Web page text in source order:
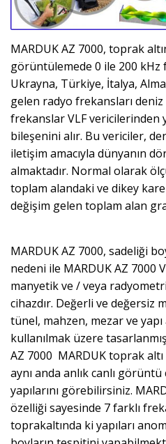
MARDUK AZ 7000, toprak
görüntülemede 0 ile 200 kHz
Ukrayna, Türkiye, İtalya,
gelen radyo frekansları deniz
frekanslar VLF vericilerinden
bileşenini alır. Bu vericiler,
iletişim amacıyla dünyanın
almaktadır. Normal olarak
toplam alandaki ve dikey
değişim gelen toplam alan
MARDUK AZ 7000, sadeliği
nedeni ile MARDUK AZ 7000
manyetik ve / veya
cihazdır. Değerli ve değersiz
tünel, mahzen, mezar ve yapı
kullanılmak üzere
AZ 7000 MARDUK toprak
aynı anda anlık canlı
yapılarını görebilirsiniz.
özelliği sayesinde 7 farklı
toprakaltında ki yapıları